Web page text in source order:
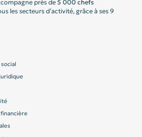
près de5 000 chefs
les secteurs d’activité, grâce à ses 9